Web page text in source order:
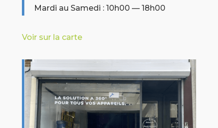
Mardi au Samedi : 10h00 — 18h00
Voir sur la carte